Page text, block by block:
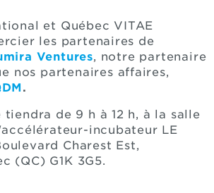
et Québec VITAE
les partenaires de
Ventures, notre partenaire
nos partenaires affaires,
.
tiendra de 9 h à 12 h, à la salle
incubateur LE
Charest Est,
(QC) G1K 3G5.